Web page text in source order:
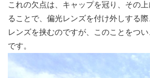
これの欠点は、キャップを冠り、その
ることで、偏光レンズを付け外しする
レンズを挟むのですが、このことをつ
です。